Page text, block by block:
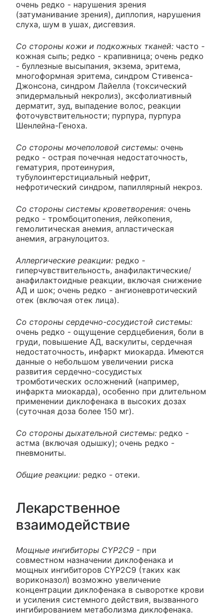
очень редко - нарушения зрения
(затуманивание зрения), диплопия, нарушения
слуха, шум в ушах, дисгевзия.
Со стороны кожи и подкожных тканей: часто -
кожная сыпь; редко - крапивница; очень редко
- буллезные высыпания, экзема, эритема,
многоформная эритема, синдром Стивенса-
Джонсона, синдром Лайелла (токсический
эпидермальный некролиз), эксфолиативный
дерматит, зуд, выпадение волос, реакции
фоточувствительности; пурпура, пурпура
Шенлейна-Геноха.
Со стороны мочеполовой системы: очень
редко - острая почечная недостаточность,
гематурия, протеинурия,
тубулоинтерстициальный нефрит,
нефротический синдром, папиллярный некроз.
Со стороны системы кроветворения: очень
редко - тромбоцитопения, лейкопения,
гемолитическая анемия, апластическая
анемия, агранулоцитоз.
Аллергические реакции: редко -
гиперчувствительность, анафилактические/
анафилактоидные реакции, включая снижение
АД и шок; очень редко - ангионевротический
отек (включая отек лица).
Со стороны сердечно-сосудистой системы:
очень редко - ощущение сердцебиения, боли в
груди, повышение АД, васкулиты, сердечная
недостаточность, инфаркт миокарда. Имеются
данные о небольшом увеличении риска
развития сердечно-сосудистых
тромботических осложнений (например,
инфаркта миокарда), особенно при длительном
применении диклофенака в высоких дозах
(суточная доза более 150 мг).
Со стороны дыхательной системы: редко -
астма (включая одышку); очень редко -
пневмониты.
Общие реакции: редко - отеки.
Лекарственное
взаимодействие
Мощные ингибиторы CYP2C9 - при
совместном назначении диклофенака и
мощных ингибиторов CYP2C9 (таких как
вориконазол) возможно увеличение
концентрации диклофенака в сыворотке крови
и усиления системного действия, вызванного
ингибированием метаболизма диклофенака.